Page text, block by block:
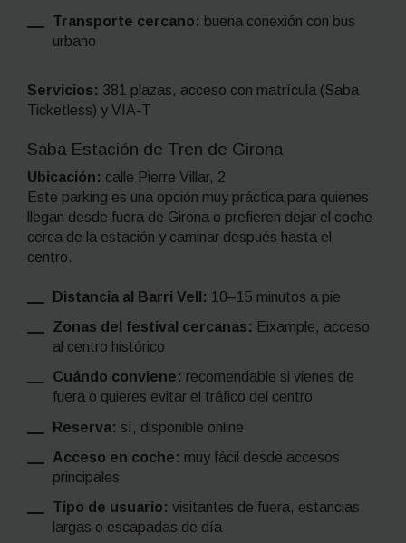
Transporte cercano: buena conexión con bus
urbano
Servicios: 381 plazas, acceso con matrícula (Saba
Ticketless) y VIA-T
Saba Estación de Tren de Girona
Ubicación: calle Pierre Villar, 2
Este parking es una opción muy práctica para quienes
llegan desde fuera de Girona o prefieren dejar el coche
cerca de la estación y caminar después hasta el
centro.
Distancia al Barri Vell: 10–15 minutos a pie
Zonas del festival cercanas: Eixample, acceso
al centro histórico
Cuándo conviene: recomendable si vienes de
fuera o quieres evitar el tráfico del centro
Reserva: sí, disponible online
Acceso en coche: muy fácil desde accesos
principales
Tipo de usuario: visitantes de fuera, estancias
largas o escapadas de día